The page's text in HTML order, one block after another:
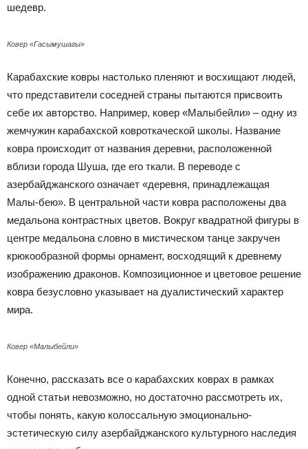
шедевр.
Ковер «Гасымушагы»
Карабахские ковры настолько пленяют и восхищают людей,
что представители соседней страны пытаются присвоить
себе их авторство. Например, ковер «Малыбейли» – одну из
жемчужин карабахской ковроткаческой школы. Название
ковра происходит от названия деревни, расположенной
вблизи города Шуша, где его ткали. В переводе с
азербайджанского означает «деревня, принадлежащая
Малы-бею». В центральной части ковра расположены два
медальона контрастных цветов. Вокруг квадратной фигуры в
центре медальона словно в мистическом танце закручен
крюкообразной формы орнамент, восходящий к древнему
изображению драконов. Композиционное и цветовое решение
ковра безусловно указывает на дуалистический характер
мира.
Ковер «Малыбейли»
Конечно, рассказать все о карабахских коврах в рамках
одной статьи невозможно, но достаточно рассмотреть их,
чтобы понять, какую колоссальную эмоционально-
эстетическую силу азербайджанского культурного наследия